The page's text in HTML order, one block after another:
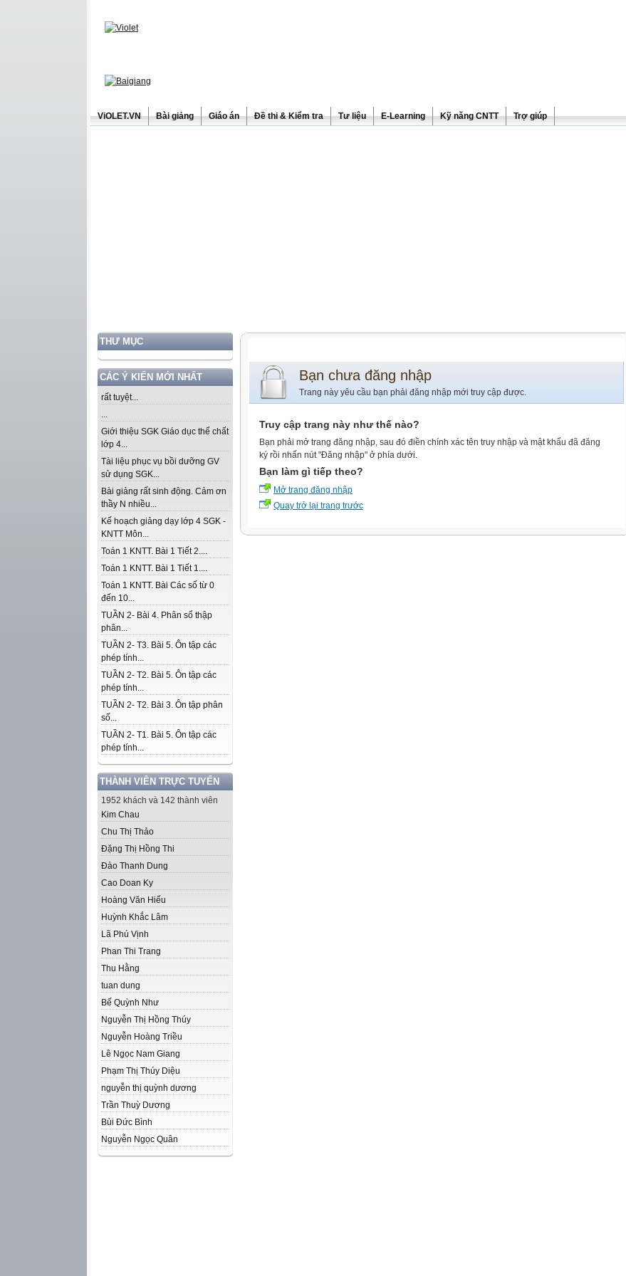
ViOLET.VN Bài giảng Giáo án Đề thi & Kiểm tra Tư liệu E-Learning Kỹ năng CNTT Trợ giúp
THƯ MỤC
CÁC Ý KIẾN MỚI NHẤT
rất tuyệt...
...
Giới thiệu SGK Giáo dục thể chất
lớp 4...
Tài liệu phục vụ bồi dưỡng GV
sử dụng SGK...
Bài giảng rất sinh động. Cảm ơn
thầy N nhiều...
Kế hoạch giảng dạy lớp 4 SGK -
KNTT Môn...
Toán 1 KNTT. Bài 1 Tiết 2....
Toán 1 KNTT. Bài 1 Tiết 1....
Toán 1 KNTT. Bài Các số từ 0
đến 10...
TUẦN 2- Bài 4. Phân số thập
phân...
TUẦN 2- T3. Bài 5. Ôn tập các
phép tính...
TUẦN 2- T2. Bài 5. Ôn tập các
phép tính...
TUẦN 2- T2. Bài 3. Ôn tập phân
số...
TUẦN 2- T1. Bài 5. Ôn tập các
phép tính...
THÀNH VIÊN TRỰC TUYẾN
1952 khách và 142 thành viên
Kim Chau
Chu Thị Thảo
Đặng Thị Hồng Thi
Đào Thanh Dung
Cao Doan Ky
Hoàng Văn Hiếu
Huỳnh Khắc Lâm
Lã Phú Vịnh
Phan Thi Trang
Thu Hằng
tuan dung
Bế Quỳnh Như
Nguyễn Thị Hồng Thúy
Nguyễn Hoàng Triều
Lê Ngọc Nam Giang
Phạm Thị Thúy Diệu
nguyễn thị quỳnh dương
Trần Thuỳ Dương
Bùi Đức Bình
Nguyễn Ngọc Quân
Bạn chưa đăng nhập
Trang này yêu cầu bạn phải đăng nhập mới truy cập được.
Truy cập trang này như thế nào?
Bạn phải mở trang đăng nhập, sau đó điền chính xác tên truy nhập và mật khẩu đã đăng
ký rồi nhấn nút "Đăng nhập" ở phía dưới.
Bạn làm gì tiếp theo?
Mở trang đăng nhập
Quay trở lại trang trước